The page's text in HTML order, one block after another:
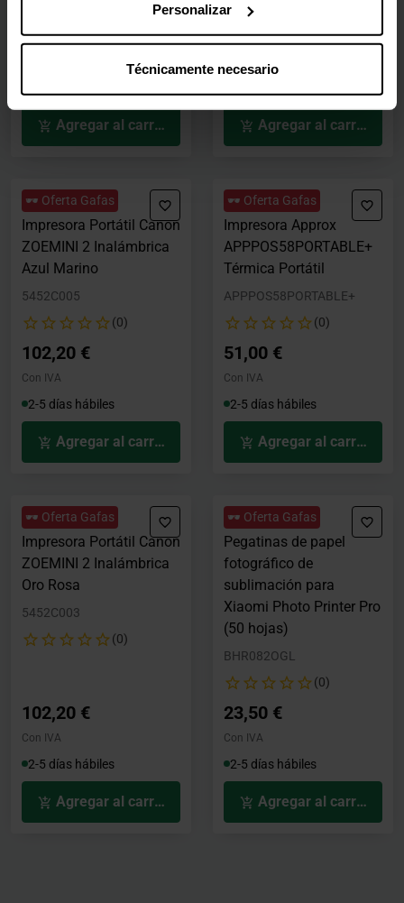
Personalizar
Técnicamente necesario
70,70 €
Agregar al carrito
244,80 €
Agregar al carrito
🕶️ Oferta Gafas
Impresora Portátil Canon
ZOEMINI 2 Inalámbrica
Azul Marino
5452C005
(0)
102,20 €
Con IVA
2-5 días hábiles
Agregar al carrito
🕶️ Oferta Gafas
Impresora Approx
APPPOS58PORTABLE+
Térmica Portátil
APPPOS58PORTABLE+
(0)
51,00 €
Con IVA
2-5 días hábiles
Agregar al carrito
🕶️ Oferta Gafas
Impresora Portátil Canon
ZOEMINI 2 Inalámbrica
Oro Rosa
5452C003
(0)
102,20 €
Con IVA
2-5 días hábiles
Agregar al carrito
🕶️ Oferta Gafas
Pegatinas de papel
fotográfico de
sublimación para
Xiaomi Photo Printer Pro
(50 hojas)
BHR082OGL
(0)
23,50 €
Con IVA
2-5 días hábiles
Agregar al carrito